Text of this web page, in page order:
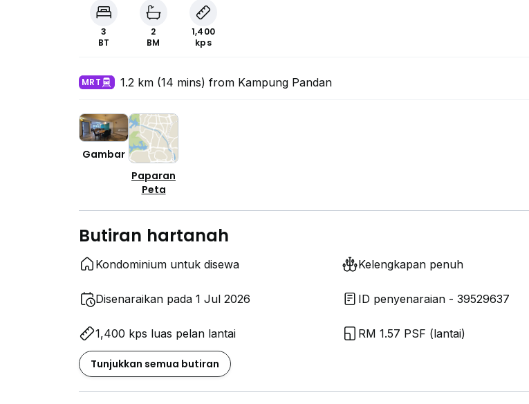
3
BT
2
BM
1,400
kps
MRT 1.2 km (14 mins) from Kampung Pandan
Gambar
Paparan
Peta
Butiran hartanah
Kondominium untuk disewa Kelengkapan penuh
Disenaraikan pada 1 Jul 2026 ID penyenaraian - 39529637
1,400 kps luas pelan lantai RM 1.57 PSF (lantai)
Tunjukkan semua butiran